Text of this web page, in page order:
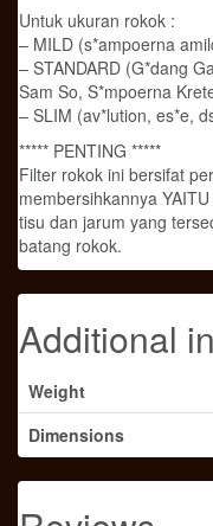
Untuk ukuran rokok :
– MILD (s*ampoerna
– STANDARD (G*dang
Sam So, S*mpoerna
– SLIM (av*lution, es*e,
***** PENTING *****
Filter rokok ini bersifat
membersihkannya
tisu dan jarum yang
batang rokok.
Additional
Weight
Dimensions